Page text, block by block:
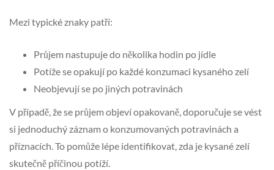
Mezi typické znaky patří:
Průjem nastupuje do několika hodin po jídle
Potíže se opakují po každé konzumaci kysaného zelí
Neobjevují se po jiných potravinách
V případě, že se průjem objeví opakovaně, doporučuje se vést
si jednoduchý záznam o konzumovaných potravinách a
příznacích. To pomůže lépe identifikovat, zda je kysané zelí
skutečně příčinou potíží.